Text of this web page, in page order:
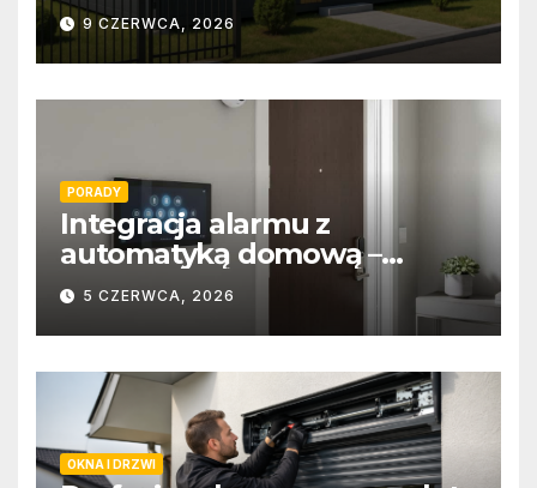
9 CZERWCA, 2026
PORADY
Integracja alarmu z
automatyką domową –
wygoda i bezpieczeństwo
5 CZERWCA, 2026
OKNA I DRZWI